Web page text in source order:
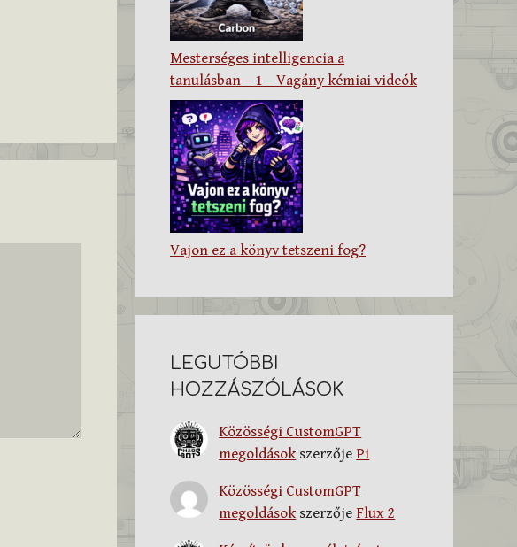
Mesterséges intelligencia a
tanulásban – 1 – Vagány kémiai videók
Vajon ez a könyv tetszeni fog?
LEGUTÓBBI
HOZZÁSZÓLÁSOK
Közösségi CustomGPT
megoldásokszerzője Pi
Közösségi CustomGPT
megoldásokszerzője Flux 2